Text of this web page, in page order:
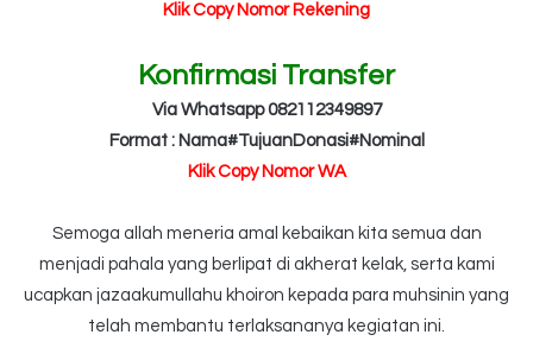
Klik Copy Nomor Rekening
Konfirmasi Transfer
Via Whatsapp 082112349897
Format : Nama#TujuanDonasi#Nominal
Klik Copy Nomor WA
Semoga allah meneria amal kebaikan kita semua dan
menjadi pahala yang berlipat di akherat kelak, serta kami
ucapkan jazaakumullahu khoiron kepada para muhsinin yang
telah membantu terlaksananya kegiatan ini.